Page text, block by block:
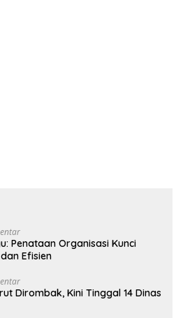
Penataan Organisasi Kunci
Efisien
Dirombak, Kini Tinggal 14 Dinas